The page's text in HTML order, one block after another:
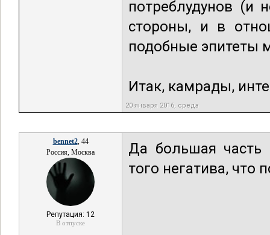
потреблудунов (и
стороны, и в
подобные эпитеты
Итак, камрады,
20 января 2016, среда
bennet2, 44
Россия, Москва
Репутация: 12
В отпуске
Да большая часть
того негатива, что